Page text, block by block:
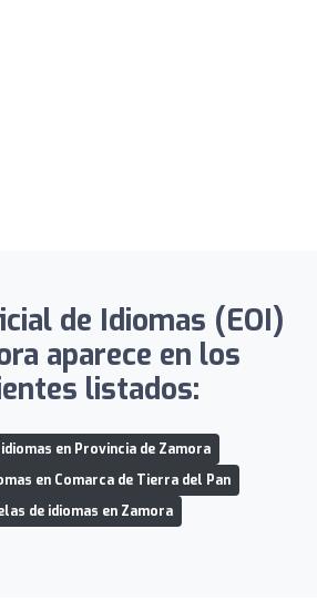
de Idiomas (EOI)
aparece en los
listados:
en Provincia de Zamora
en Comarca de Tierra del Pan
de idiomas en Zamora